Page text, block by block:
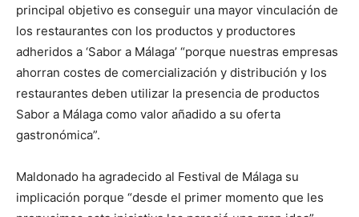
principal objetivo es conseguir una mayor vinculación de
los restaurantes con los productos y productores
adheridos a ‘Sabor a Málaga’ “porque nuestras empresas
ahorran costes de comercialización y distribución y los
restaurantes deben utilizar la presencia de productos
Sabor a Málaga como valor añadido a su oferta
gastronómica”.
Maldonado ha agradecido al Festival de Málaga su
implicación porque “desde el primer momento que les